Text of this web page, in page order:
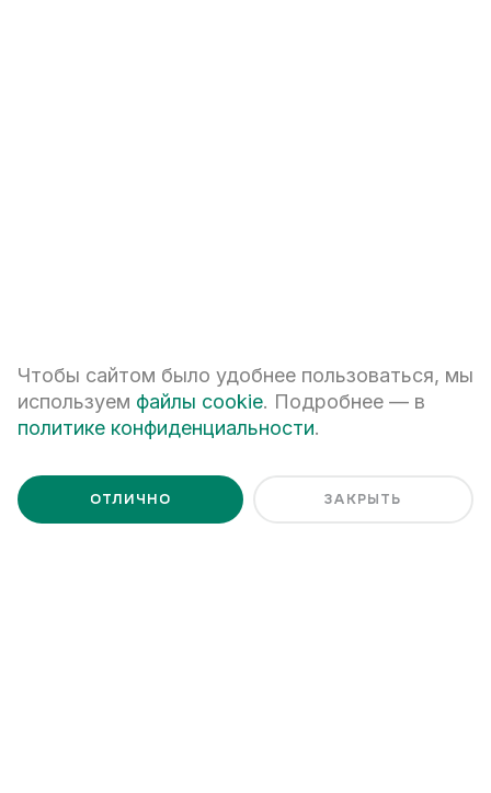
Чтобы сайтом было удобнее пользоваться, мы
используем файлы cookie. Подробнее — в
политике конфиденциальности.
ОТЛИЧНО ЗАКРЫТЬ